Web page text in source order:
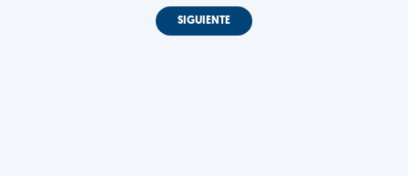
SIGUIENTE